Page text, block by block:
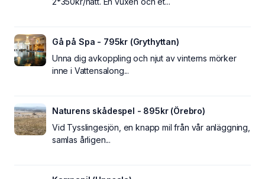
Gå på Spa - 795kr (Grythyttan)
Unna dig avkoppling och njut av vinterns mörker
inne i Vattensalong...
Naturens skådespel - 895kr (Örebro)
Vid Tysslingesjön, en knapp mil från vår anläggning,
samlas årligen...